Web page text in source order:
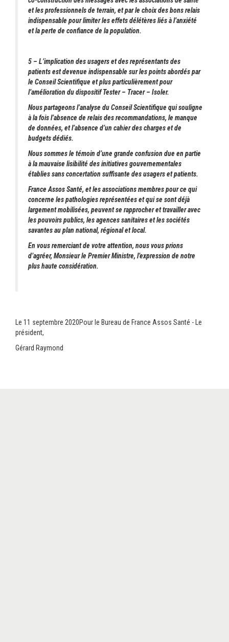
et les professionnels de terrain, et par le choix des bons relais
indispensable pour limiter les effets délétères liés à l’anxiété
et la perte de confiance de la population.
5 – L’implication des usagers et des représentants des
patients est devenue indispensable sur les points abordés par
le Conseil Scientifique et plus particulièrement pour
l’amélioration du dispositif Tester – Tracer – Isoler.
Nous partageons l’analyse du Conseil Scientifique qui souligne
à la fois l’absence de relais des recommandations, le manque
de données, et l’absence d’un cahier des charges et de
budgets dédiés.
Nous sommes le témoin d’une grande confusion due en partie
à la mauvaise lisibilité des initiatives gouvernementales
établies sans concertation suffisante des usagers et patients.
France Assos Santé, et les associations membres pour ce qui
concerne les pathologies représentées et qui se sont déjà
largement mobilisées, peuvent se rapprocher et travailler avec
les pouvoirs publics, les agences sanitaires et les sociétés
savantes au plan national, régional et local.
En vous remerciant de votre attention, nous vous prions
d’agréer, Monsieur le Premier Ministre, l’expression de notre
plus haute considération.
Le 11 septembre 2020Pour le Bureau de France Assos Santé - Le
président,
Gérard Raymond